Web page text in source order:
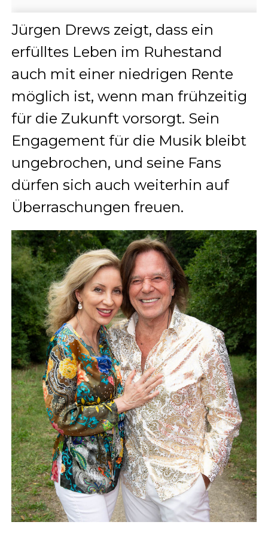
Jürgen Drews zeigt, dass ein
erfülltes Leben im Ruhestand
auch mit einer niedrigen Rente
möglich ist, wenn man frühzeitig
für die Zukunft vorsorgt. Sein
Engagement für die Musik bleibt
ungebrochen, und seine Fans
dürfen sich auch weiterhin auf
Überraschungen freuen.